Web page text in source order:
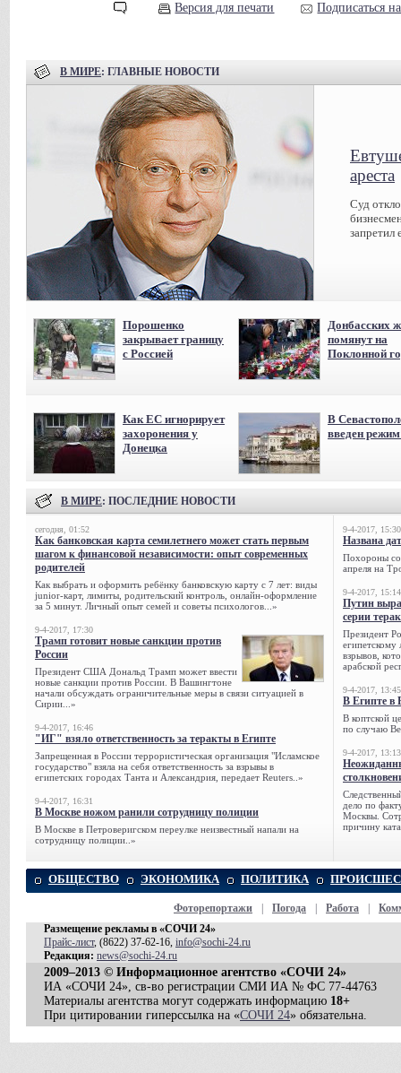
Версия для печати Подписаться
В МИРЕ: ГЛАВНЫЕ НОВОСТИ
ареста
Суд
запретил
Порошенко
закрывает границу
с Россией
Донбасских
помянут на
Поклонной
Как ЕС игнорирует
захоронения у
Донецка
В
введен
В МИРЕ: ПОСЛЕДНИЕ НОВОСТИ
сегодня, 01:52
Как банковская карта семилетнего может стать первым
шагом к финансовой независимости: опыт современных
родителей
Как выбрать и оформить ребёнку банковскую карту с 7 лет: виды
junior-карт, лимиты, родительский контроль, онлайн-оформление
за 5 минут. Личный опыт семей и советы психологов...»
9-4-2017, 17:30
Трамп готовит новые санкции против
России
Президент США Дональд Трамп может ввести
новые санкции против России. В Вашингтоне
начали обсуждать ограничительные меры в связи ситуацией в
Сирии...»
9-4-2017, 16:46
"ИГ" взяло ответственность за теракты в Египте
Запрещенная в России террористическая организация "Исламское
государство" взяла на себя ответственность за взрывы в
египетских городах Танта и Александрия, передает Reuters..»
9-4-2017, 16:31
В Москве ножом ранили сотрудницу полиции
В Москве в Петроверигском переулке неизвестный напали на
сотрудницу полиции..»
9-4-2017, 15:30
Названа
Похороны
апреля на
9-4-2017, 15:14
Путин
серии
Президент
египетскому
взрывов,
арабской
9-4-2017, 13:45
В Египте в
В коптской
по случаю
9-4-2017, 13:13
дело по
Москвы.
причину
ОБЩЕСТВО ЭКОНОМИКА ПОЛИТИКА
Фоторепортажи Погода Работа
Размещение рекламы в «СОЧИ 24»
Прайс-лист, (8622) 37-62-16, info@sochi-24.ru
Редакция: news@sochi-24.ru
2009–2013 © Информационное агентство «СОЧИ 24»
ИА «СОЧИ 24», св-во регистрации СМИ ИА № ФС 77-44763
Материалы агентства могут содержать информацию 18+
При цитировании гиперссылка на «СОЧИ 24» обязательна.